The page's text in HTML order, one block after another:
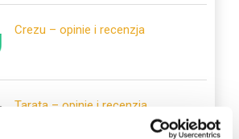
Crezu – opinie i recenzja
Tarata – opinie i recenzja